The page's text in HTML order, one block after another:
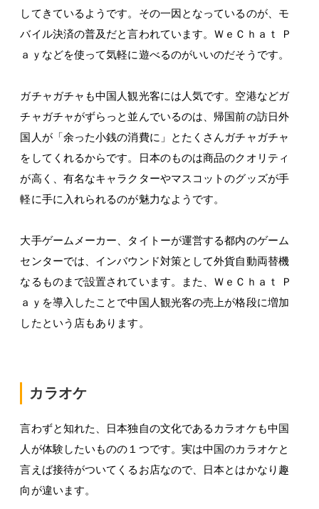
してきているようです。その一因となっているのが、モ
バイル決済の普及だと言われています。ＷｅＣｈａｔ Ｐ
ａｙなどを使って気軽に遊べるのがいいのだそうです。
ガチャガチャも中国人観光客には人気です。空港などガ
チャガチャがずらっと並んでいるのは、帰国前の訪日外
国人が「余った小銭の消費に」とたくさんガチャガチャ
をしてくれるからです。日本のものは商品のクオリティ
が高く、有名なキャラクターやマスコットのグッズが手
軽に手に入れられるのが魅力なようです。
大手ゲームメーカー、タイトーが運営する都内のゲーム
センターでは、インバウンド対策として外貨自動両替機
なるものまで設置されています。また、ＷｅＣｈａｔ Ｐ
ａｙを導入したことで中国人観光客の売上が格段に増加
したという店もあります。
カラオケ
言わずと知れた、日本独自の文化であるカラオケも中国
人が体験したいものの１つです。実は中国のカラオケと
言えば接待がついてくるお店なので、日本とはかなり趣
向が違います。